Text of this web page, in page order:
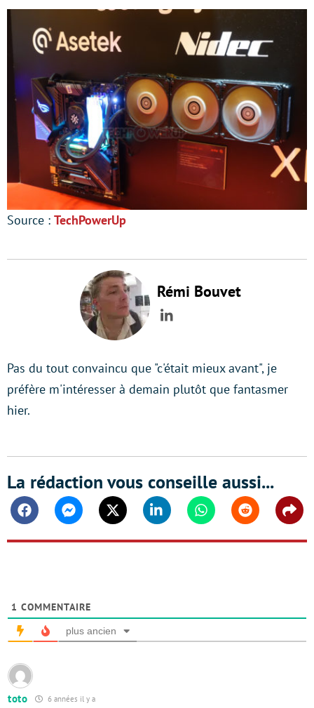
Source : TechPowerUp
Rémi Bouvet
LinkedIn
Pas du tout convaincu que "c'était mieux avant", je
préfère m'intéresser à demain plutôt que fantasmer
hier.
La rédaction vous conseille aussi...
FacebookMessengerTwitter Linkedin WhatsappReddit
1 COMMENTAIRE
plus ancien
toto 6 années il y a